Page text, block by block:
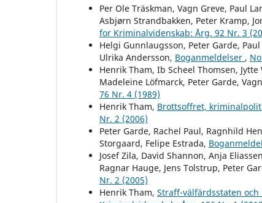
Per Ole Träskman, Vagn Greve, Paul
Asbjørn Strandbakken, Peter Kramp,
for Kriminalvidenskab: Årg. 92 Nr. 3
Helgi Gunnlaugsson, Peter Garde,
Ulrika Andersson, Boganmeldelser ,
Henrik Tham, Ib Scheel Thomsen,
Madeleine Löfmarck, Peter Garde,
76 Nr. 4 (1989)
Henrik Tham, Brottsoffret,
Nr. 2 (2006)
Peter Garde, Rachel Paul, Ragnhild
Storgaard, Felipe Estrada,
Josef Zila, David Shannon, Anja
Ragnar Hauge, Jens Tolstrup, Peter
Nr. 2 (2005)
Henrik Tham, Straff-välfärdsstaten